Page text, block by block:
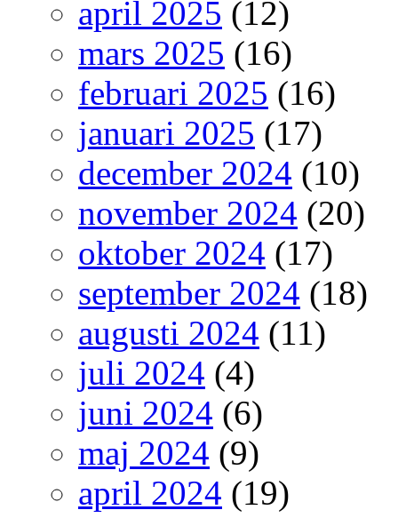
april 2025 (12)
mars 2025 (16)
februari 2025 (16)
januari 2025 (17)
december 2024 (10)
november 2024 (20)
oktober 2024 (17)
september 2024 (18)
augusti 2024 (11)
juli 2024 (4)
juni 2024 (6)
maj 2024 (9)
april 2024 (19)